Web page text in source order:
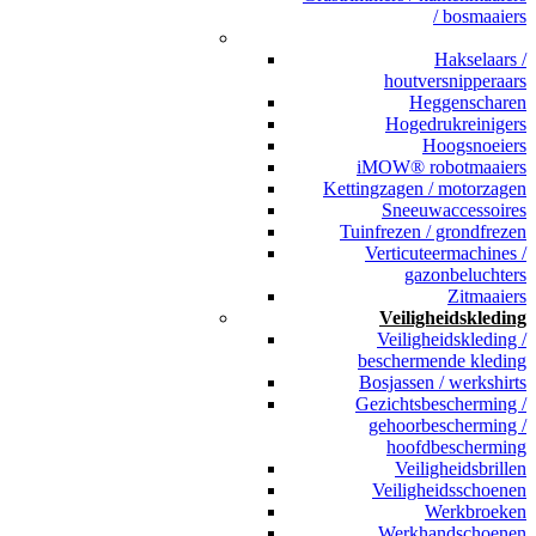
/ bosmaaiers
Hakselaars /
houtversnipperaars
Heggenscharen
Hogedrukreinigers
Hoogsnoeiers
iMOW® robotmaaiers
Kettingzagen / motorzagen
Sneeuwaccessoires
Tuinfrezen / grondfrezen
Verticuteermachines /
gazonbeluchters
Zitmaaiers
Veiligheidskleding
Veiligheidskleding /
beschermende kleding
Bosjassen / werkshirts
Gezichtsbescherming /
gehoorbescherming /
hoofdbescherming
Veiligheidsbrillen
Veiligheidsschoenen
Werkbroeken